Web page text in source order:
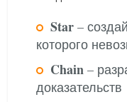
Star –
которого
Chain –
доказательств